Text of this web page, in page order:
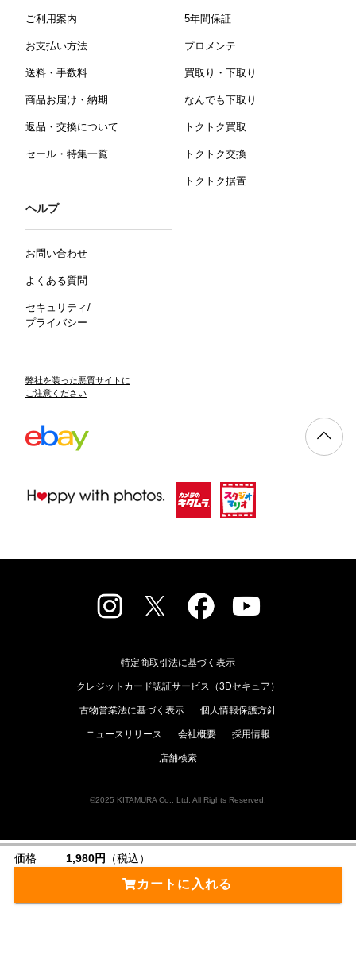
価格 1,980円 （税込）
カートに入れる
ご利用案内
お支払い方法
送料・手数料
商品お届け・納期
返品・交換について
セール・特集一覧
5年間保証
プロメンテ
買取り・下取り
なんでも下取り
トクトク買取
トクトク交換
トクトク据置
ヘルプ
お問い合わせ
よくある質問
セキュリティ/
プライバシー
弊社を装った悪質サイトに
ご注意ください
特定商取引法に基づく表示
クレジットカード認証サービス（3Dセキュア）
古物営業法に基づく表示 個人情報保護方針
ニュースリリース 会社概要 採用情報
店舗検索
©2025 KITAMURA Co., Ltd. All Rights Reserved.